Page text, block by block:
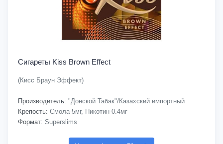
Сигареты Kiss Brown Effect
(Кисс Браун Эффект)
Производитель: "Донской Табак"/Казахский импортный
Крепость: Смола-5мг, Никотин-0.4мг
Формат: Superslims